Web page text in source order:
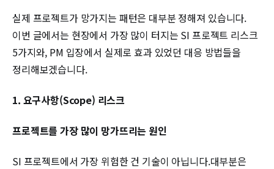
실제 프로젝트가 망가지는 패턴은 대부분 정해져 있습니다.
이번 글에서는 현장에서 가장 많이 터지는 SI 프로젝트 리스크
5가지와, PM 입장에서 실제로 효과 있었던 대응 방법들을
정리해보겠습니다.
1. 요구사항(Scope) 리스크
프로젝트를 가장 많이 망가뜨리는 원인
SI 프로젝트에서 가장 위험한 건 기술이 아닙니다.대부분은